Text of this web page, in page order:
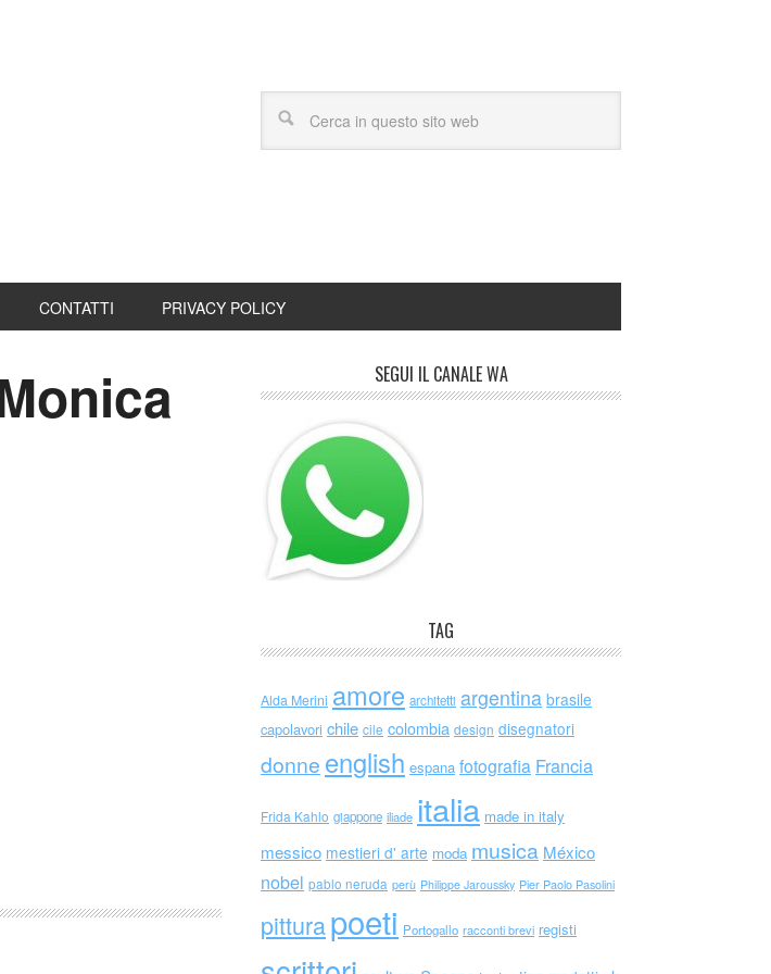
CONTATTI PRIVACY POLICY
SEGUI IL CANALE WA
TAG
Alda Merini amore architetti argentina brasile
capolavori chile cile colombia design disegnatori
donne english espana fotografia Francia
Frida Kahlo giappone iliade italia made in italy
messico mestieri d' arte moda musica México
nobel pablo neruda perù Philippe Jaroussky Pier Paolo Pasolini
pitturapoeti Portogallo racconti brevi registi